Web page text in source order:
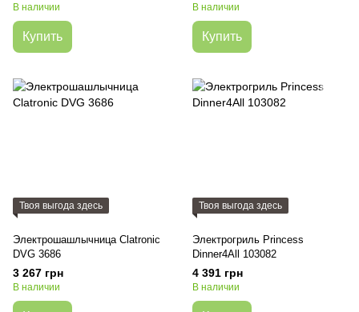
В наличии
Купить
В наличии
Купить
Твоя выгода здесь
Электрошашлычница Clatronic
DVG 3686
3 267 грн
В наличии
Твоя выгода здесь
Электрогриль Princess
Dinner4All 103082
4 391 грн
В наличии